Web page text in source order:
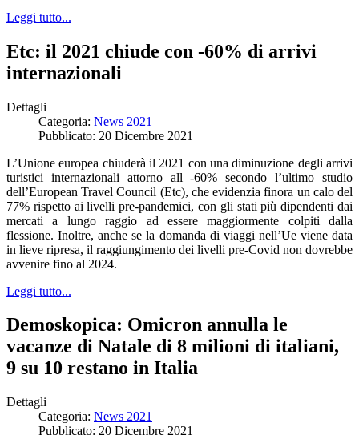
Leggi tutto...
Etc: il 2021 chiude con -60% di arrivi
internazionali
Dettagli
Categoria: News 2021
Pubblicato: 20 Dicembre 2021
L’Unione europea chiuderà il 2021 con una diminuzione degli arrivi
turistici internazionali attorno all -60% secondo l’ultimo studio
dell’European Travel Council (Etc), che evidenzia finora un calo del
77% rispetto ai livelli pre-pandemici, con gli stati più dipendenti dai
mercati a lungo raggio ad essere maggiormente colpiti dalla
flessione. Inoltre, anche se la domanda di viaggi nell’Ue viene data
in lieve ripresa, il raggiungimento dei livelli pre-Covid non dovrebbe
avvenire fino al 2024.
Leggi tutto...
Demoskopica: Omicron annulla le
vacanze di Natale di 8 milioni di italiani,
9 su 10 restano in Italia
Dettagli
Categoria: News 2021
Pubblicato: 20 Dicembre 2021